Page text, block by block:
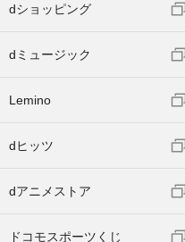
dショッピング
dミュージック
Lemino
dヒッツ
dアニメストア
ドコモスポーツくじ